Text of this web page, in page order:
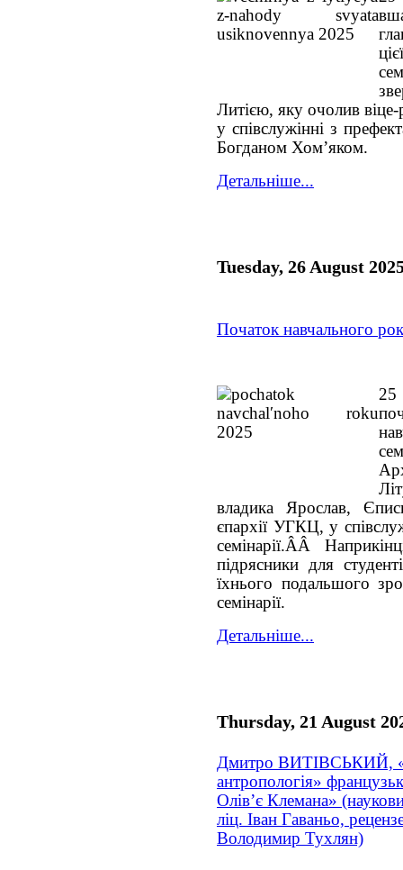
Литією, яку очолив віце-
у співслужінні з
Богданом Хом’яком.
Детальніше...
Tuesday, 26 August
Початок навчального
25
владика Ярослав,
єпархії УГКЦ, у
семінарії.ÂÂ
підрясники для
їхнього подальшого
семінарії.
Детальніше...
Thursday, 21 August
Дмитро ВИТІВСЬКИЙ,
антропологія»
Олів’є Клемана»
ліц. Іван Гаваньо,
Володимир Тухлян)